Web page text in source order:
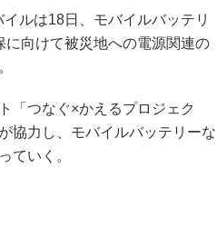
ルは18日、モバイルバッテリ
向けて被災地への電源関連の
「つなぐ×かえるプロジェク
協力し、モバイルバッテリーな
ていく。